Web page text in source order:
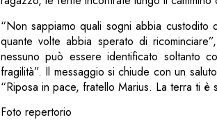
“Non sappiamo quali sogni abbia
quante volte abbia sperato di
nessuno può essere identificato soltanto
fragilità”. Il messaggio si chiude con un
“Riposa in pace, fratello Marius. La terra ti è
Foto repertorio